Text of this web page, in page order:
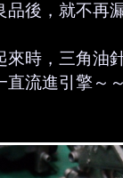
品後，就不再
來時，三角油
直流進引擎～～